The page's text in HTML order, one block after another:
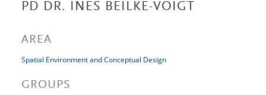
PD DR. INES BEILKE-VOIGT
AREA
Spatial Environment and Conceptual Design
GROUPS